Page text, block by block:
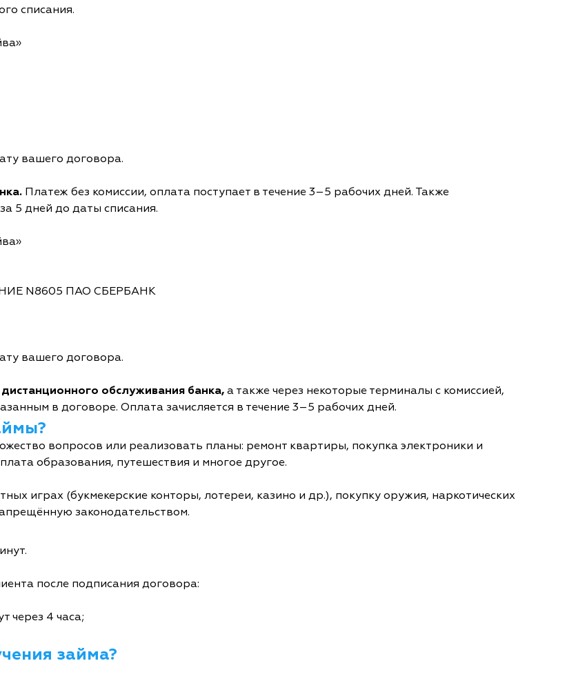
списания.
вашего договора.
Платеж без комиссии, оплата поступает в течение 3–5 рабочих дней. Также
5 дней до даты списания.
N8605 ПАО СБЕРБАНК
вашего договора.
обслуживания банка, а также через некоторые терминалы с комиссией,
в договоре. Оплата зачисляется в течение 3–5 рабочих дней.
вопросов или реализовать планы: ремонт квартиры, покупка электроники и
образования, путешествия и многое другое.
играх (букмекерские конторы, лотереи, казино и др.), покупку оружия, наркотических
законодательством.
после подписания договора:
через 4 часа;
займа?